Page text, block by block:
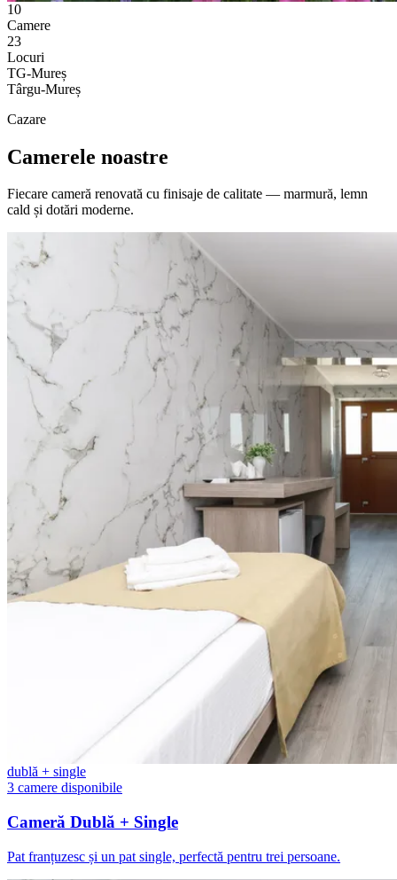
10
Camere
23
Locuri
TG-Mureș
Târgu-Mureș
Cazare
Camerele noastre
Fiecare cameră renovată cu finisaje de calitate — marmură, lemn
cald și dotări moderne.
dublă + single
3 camere disponibile
Cameră Dublă + Single
Pat franțuzesc și un pat single, perfectă pentru trei persoane.